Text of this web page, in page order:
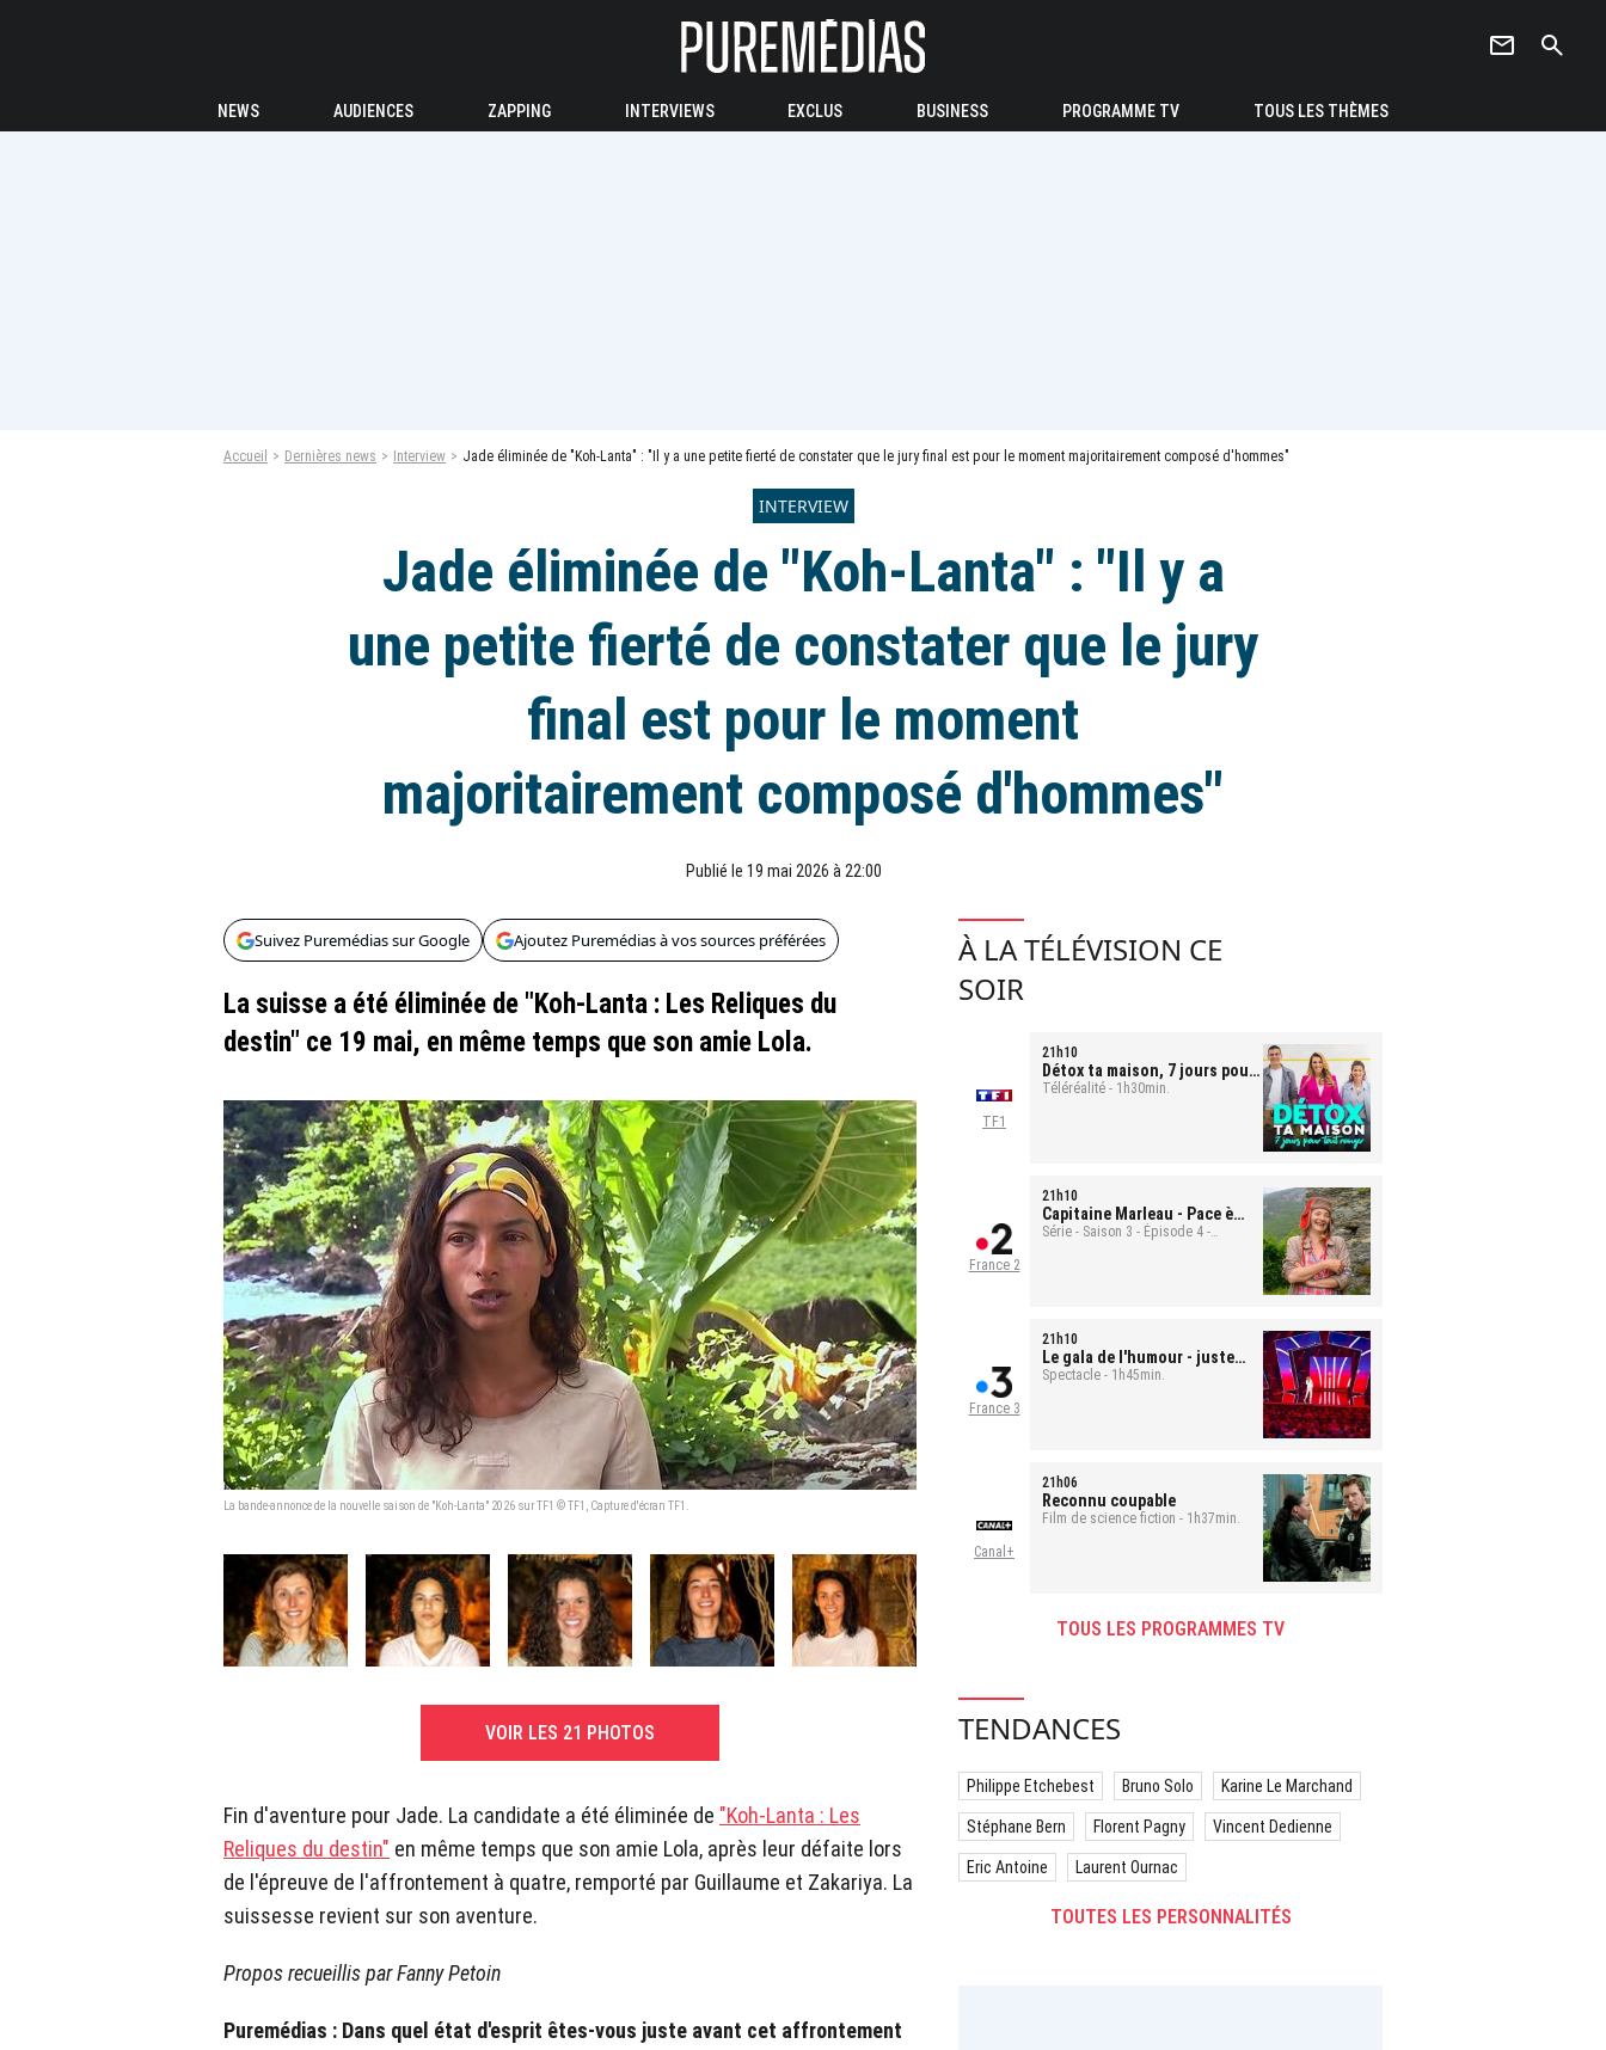
newsletter search
NEWS AUDIENCES ZAPPING INTERVIEWS EXCLUS BUSINESS PROGRAMME TV TOUS LES THÈMES
Accueil Dernières news Interview Jade éliminée de "Koh-Lanta" : "Il y a une petite fierté de constater que le jury final est pour le moment majoritairement composé d'hommes"
INTERVIEW
Jade éliminée de "Koh-Lanta" : "Il y a
une petite fierté de constater que le jury
final est pour le moment
majoritairement composé d'hommes"
Publié le 19 mai 2026 à 22:00
Suivez Puremédias sur Google Ajoutez Puremédias à vos sources préférées
La suisse a été éliminée de "Koh-Lanta : Les Reliques du
destin" ce 19 mai, en même temps que son amie Lola.
La bande-annonce de la nouvelle saison de "Koh-Lanta" 2026 sur TF1 © TF1, Capture d'écran TF1.
VOIR LES 21 PHOTOS
Fin d'aventure pour Jade. La candidate a été éliminée de "Koh-Lanta : Les
Reliques du destin" en même temps que son amie Lola, après leur défaite lors
de l'épreuve de l'affrontement à quatre, remporté par Guillaume et Zakariya. La
suissesse revient sur son aventure.
Propos recueillis par Fanny Petoin
Puremédias : Dans quel état d'esprit êtes-vous juste avant cet affrontement
À LA TÉLÉVISION CE
SOIR
TF1
21h10
Détox ta maison, 7 jours pour
tout ranger - Mona et Bastien
Téléréalité - 1h30min.
France 2
21h10
Capitaine Marleau - Pace è
salute
Série - Saison 3 - Épisode 4 -
France 3
21h10
Le gala de l'humour - juste
pour rire
Spectacle - 1h45min.
Canal+
21h06
Reconnu coupable
Film de science fiction - 1h37min.
TOUS LES PROGRAMMES TV
TENDANCES
Philippe Etchebest Bruno Solo Karine Le Marchand
Stéphane Bern Florent Pagny Vincent Dedienne
Eric Antoine Laurent Ournac
TOUTES LES PERSONNALITÉS